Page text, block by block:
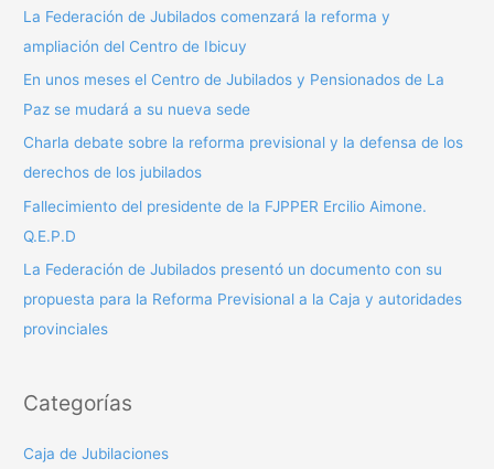
:
La Federación de Jubilados comenzará la reforma y
ampliación del Centro de Ibicuy
En unos meses el Centro de Jubilados y Pensionados de La
Paz se mudará a su nueva sede
Charla debate sobre la reforma previsional y la defensa de los
derechos de los jubilados
Fallecimiento del presidente de la FJPPER Ercilio Aimone.
Q.E.P.D
La Federación de Jubilados presentó un documento con su
propuesta para la Reforma Previsional a la Caja y autoridades
provinciales
Categorías
Caja de Jubilaciones